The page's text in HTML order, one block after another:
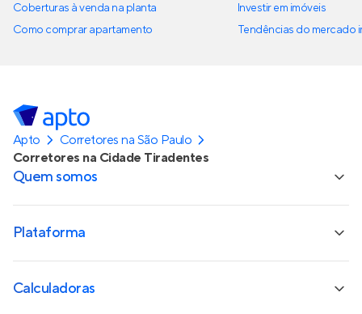
Coberturas à venda na planta
Como comprar apartamento
Investir em imóveis
Tendências do mercado
Apto
Corretores na São Paulo
Corretores na Cidade Tiradentes
Quem somos
Plataforma
Calculadoras